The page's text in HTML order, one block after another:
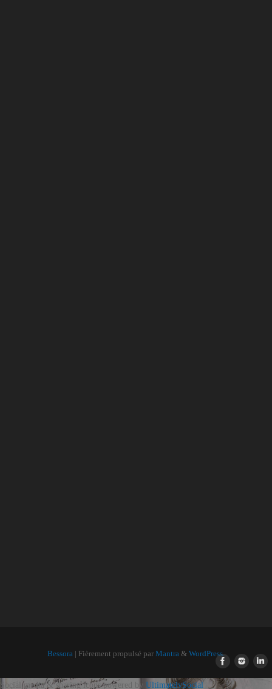
Bessora | Fièrement propulsé par Mantra & WordPress.
Social media & sharing icons powered by UltimatelySocial